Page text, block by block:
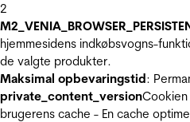
2
hjemmesidens indkøbsvogns-
de valgte produkter.
Maksimal opbevaringstid:
private_content_version
brugerens cache - En cache